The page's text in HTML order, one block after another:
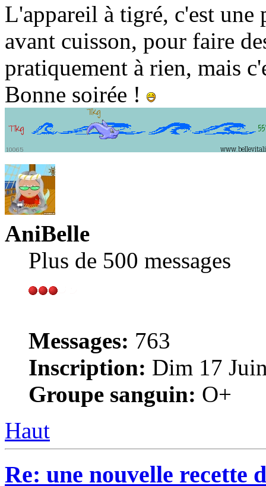
L'appareil à tigré, c'est une
avant cuisson, pour faire
pratiquement à rien, mais
Bonne soirée !
AniBelle
Plus de 500 messages
Messages: 763
Inscription: Dim 17
Groupe sanguin: O+
Haut
Re: une nouvelle recette